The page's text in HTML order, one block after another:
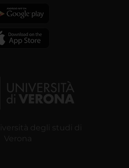
degli studi di
Verona